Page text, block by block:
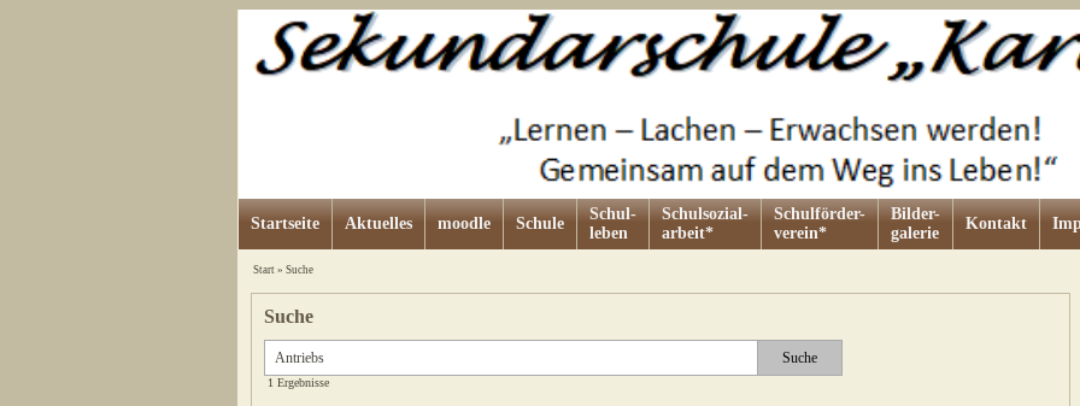
Startseite Aktuelles moodle Schule
Schul-
leben
Schulsozial-
arbeit*
Schulförder-
verein*
Bilder-
galerie
Kontakt
Start» Suche
Suche
1 Ergebnisse